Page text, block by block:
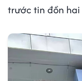
trước tin đồn